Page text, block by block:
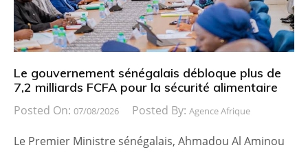
Le gouvernement sénégalais débloque plus de
7,2 milliards FCFA pour la sécurité alimentaire
Posted On: 07/08/2026 Posted By: Agence Afrique
Le Premier Ministre sénégalais, Ahmadou Al Aminou